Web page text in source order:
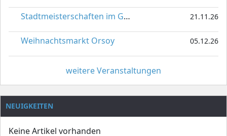
Stadtmeisterschaften im Gardetanz 21.11.26
Weihnachtsmarkt Orsoy 05.12.26
weitere Veranstaltungen
NEUIGKEITEN
Keine Artikel vorhanden